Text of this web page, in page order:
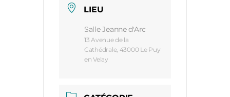
LIEU
Salle Jeanne d'Arc
13 Avenue de la
Cathédrale, 43000 Le Puy
en Velay